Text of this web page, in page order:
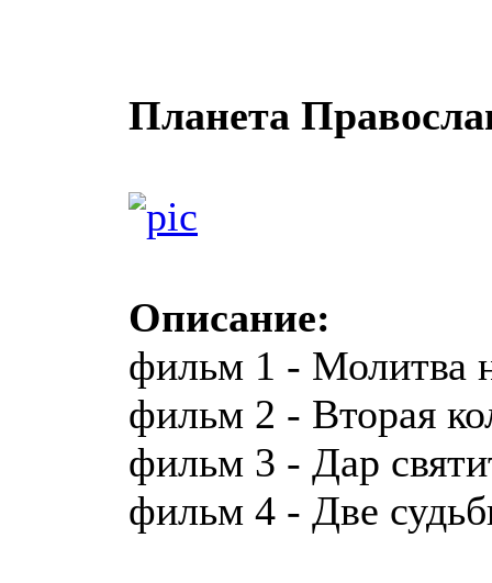
Планета
Описание:
фильм 1 - Молитва
фильм 2 - Вторая
фильм 3 - Дар
фильм 4 - Две